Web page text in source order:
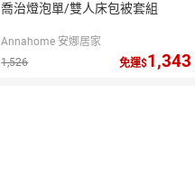
喬治燈泡單/雙人床包被套組
Annahome 安娜居家
1,526
免運 1,343